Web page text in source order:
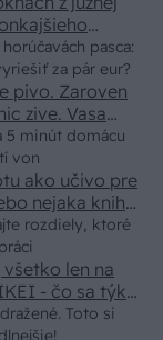
pasca:
za pár eur?
Čínsky
5 minút domácu
von
pivo. Zaroven
zive. Vasa
slimaky
rozdiely, ktoré
ako učivo pre
s
kryštálikou. A rozdiel - schnutie a zretie. Nič?
Toto si
len na
- čo sa týka
remeselným